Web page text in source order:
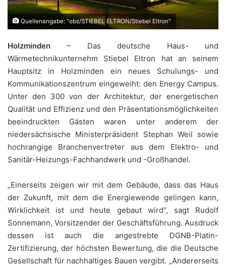
Quellenangabe: "obs/STIEBEL ELTRON/Stiebel Eltron"
Holzminden – Das deutsche Haus- und
Wärmetechnikunternehm Stiebel Eltron hat an seinem
Hauptsitz in Holzminden ein neues Schulungs- und
Kommunikationszentrum eingeweiht: den Energy Campus.
Unter den 300 von der Architektur, der energetischen
Qualität und Effizienz und den Präsentationsmöglichkeiten
beeindruckten Gästen waren unter anderem der
niedersächsische Ministerpräsident Stephan Weil sowie
hochrangige Branchenvertreter aus dem Elektro- und
Sanitär-Heizungs-Fachhandwerk und -Großhandel.
„Einerseits zeigen wir mit dem Gebäude, dass das Haus
der Zukunft, mit dem die Energiewende gelingen kann,
Wirklichkeit ist und heute gebaut wird“, sagt Rudolf
Sonnemann, Vorsitzender der Geschäftsführung. Ausdruck
dessen ist auch die angestrebte DGNB-Platin-
Zertifizierung, der höchsten Bewertung, die die Deutsche
Gesellschaft für nachhaltiges Bauen vergibt. „Andererseits